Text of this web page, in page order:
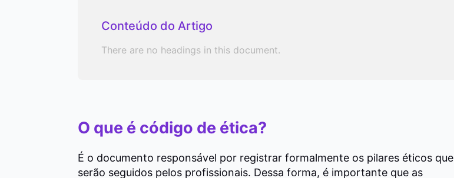
Conteúdo do Artigo
There are no headings in this document.
O que é código de ética?
É o documento responsável por registrar formalmente os pilares éticos que
serão seguidos pelos profissionais. Dessa forma, é importante que as